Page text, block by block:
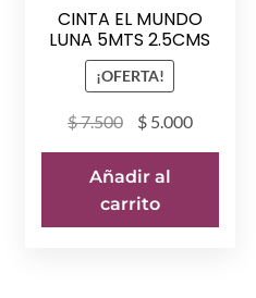
CINTA EL MUNDO
LUNA 5MTS 2.5CMS
¡OFERTA!
$7.500
El
original
era:
$ 7.500.
$5.000El
$ 5.000.
Añadir al
carrito